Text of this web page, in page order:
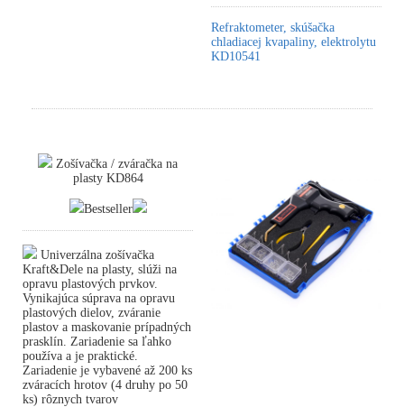
Refraktometer, skúšačka
chladiacej kvapaliny, elektrolytu
KD10541
Zošívačka / zváračka na
plasty KD864
Bestseller
Univerzálna zošívačka
Kraft&Dele na plasty, slúži na
opravu plastových prvkov.
Vynikajúca súprava na opravu
plastových dielov, zváranie
plastov a maskovanie prípadných
prasklín. Zariadenie sa ľahko
používa a je praktické.
Zariadenie je vybavené až 200 ks
zváracích hrotov (4 druhy po 50
ks) rôznych tvarov